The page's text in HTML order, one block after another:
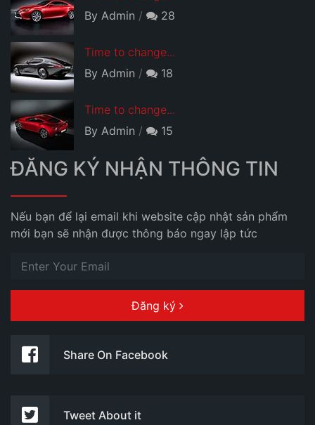
By Admin
28
Time to change...
By Admin
18
Time to change...
By Admin
15
ĐĂNG KÝ NHẬN THÔNG TIN
Nếu bạn để lại email khi website cập nhật sản phẩm
mới bạn sẽ nhận được thông báo ngay lập tức
Đăng ký
Share On Facebook
Tweet About it